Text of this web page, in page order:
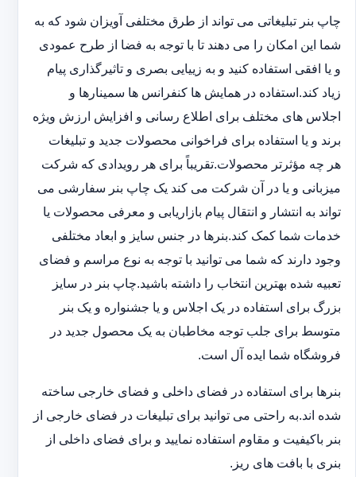
چاپ بنر تبلیغاتی می تواند از طرق مختلفی آویزان شود که به
شما این امکان را می دهند تا با توجه به فضا از طرح عمودی
و یا افقی استفاده کنید و به زییایی بصری و تاثیرگذاری پیام
زیاد کند.استفاده در همایش ها کنفرانس ها سمینارها و
اجلاس های مختلف برای اطلاع رسانی و افزایش ارزش ویژه
برند و یا استفاده برای فراخوانی محصولات جدید و تبلیغات
هر چه مؤثرتر محصولات.تقریباً برای هر رویدادی که شرکت
میزبانی و یا در آن شرکت می کند یک چاپ بنر سفارشی می
تواند به انتشار و انتقال پیام بازاریابی و معرفی محصولات یا
خدمات شما کمک کند.بنرها در جنس سایز و ابعاد مختلفی
وجود دارند که شما می توانید با توجه به نوع مراسم و فضای
تعبیه شده بهترین انتخاب را داشته باشید.چاپ بنر در سایز
بزرگ برای استفاده در یک اجلاس و یا جشنواره و یک بنر
متوسط برای جلب توجه مخاطبان به یک محصول جدید در
فروشگاه شما ایده آل است.
بنرها برای استفاده در فضای داخلی و فضای خارجی ساخته
شده اند.به راحتی می توانید برای تبلیغات در فضای خارجی از
بنر باکیفیت و مقاوم استفاده نمایید و برای فضای داخلی از
بنری با بافت های ریز.